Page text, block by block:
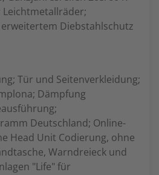
Leichtmetallräder;
Diebstahlschutz
Tür und Seitenverkleidung;
Dämpfung
Deutschland; Online-
Head Unit Codierung, ohne
Warndreieck und
"Life" für